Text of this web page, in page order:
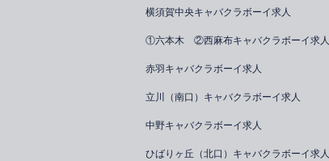
横須賀中央キャバクラボーイ求人
①六本木 ②西麻布キャバクラボーイ求人
赤羽キャバクラボーイ求人
立川（南口）キャバクラボーイ求人
中野キャバクラボーイ求人
ひばりヶ丘（北口）キャバクラボーイ求人